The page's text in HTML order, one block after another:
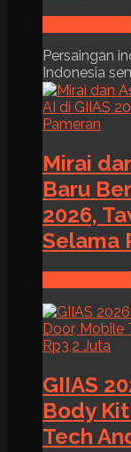
Persaingan
Indonesia
Mirai
Baru
2026,
Selama
GIIAS
Body
Tech